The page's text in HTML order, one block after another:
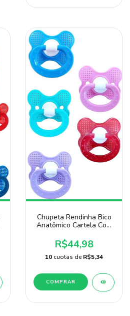
Chupeta Rendinha Bico
Anatômico Cartela Com
R$44,98
10 cuotas deR$5,34
COMPRAR